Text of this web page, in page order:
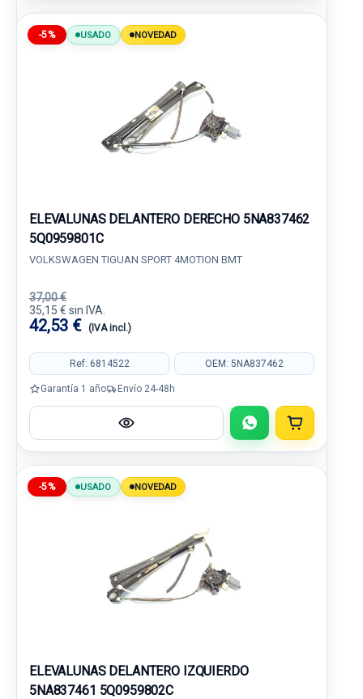
-5% USADO NOVEDAD
ELEVALUNAS DELANTERO DERECHO 5NA837462
5Q0959801C
VOLKSWAGEN TIGUAN SPORT 4MOTION BMT
37,00 €
35,15 € sin IVA.
42,53 € (IVA incl.)
Ref: 6814522 OEM: 5NA837462
Garantía 1 año Envío 24-48h
-5% USADO NOVEDAD
ELEVALUNAS DELANTERO IZQUIERDO
5NA837461 5Q0959802C